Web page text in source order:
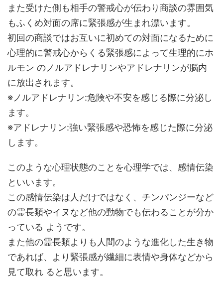
また受けた側も相手の警戒心が伝わり商談の雰囲気
もふくめ対面の席に緊張感が生まれ漂います。
初回の商談ではお互いに初めての対面になるために
心理的に警戒心からくる緊張感によって生理的にホ
ルモン のノルアドレナリンやアドレナリンが脳内
に放出されます。
※ノルアドレナリン:危険や不安を感じる際に分泌し
ます。
※アドレナリン:強い緊張感や恐怖を感じた際に分泌
します。
このような心理状態のことを心理学では、感情伝染
といいます。
この感情伝染は人だけではなく、チンパンジーなど
の霊長類やイヌなど他の動物でも伝わることが分か
っている ようです。
また他の霊長類よりも人間のような進化した生き物
であれば、より緊張感が繊細に表情や身体などから
見て取れ ると思います。